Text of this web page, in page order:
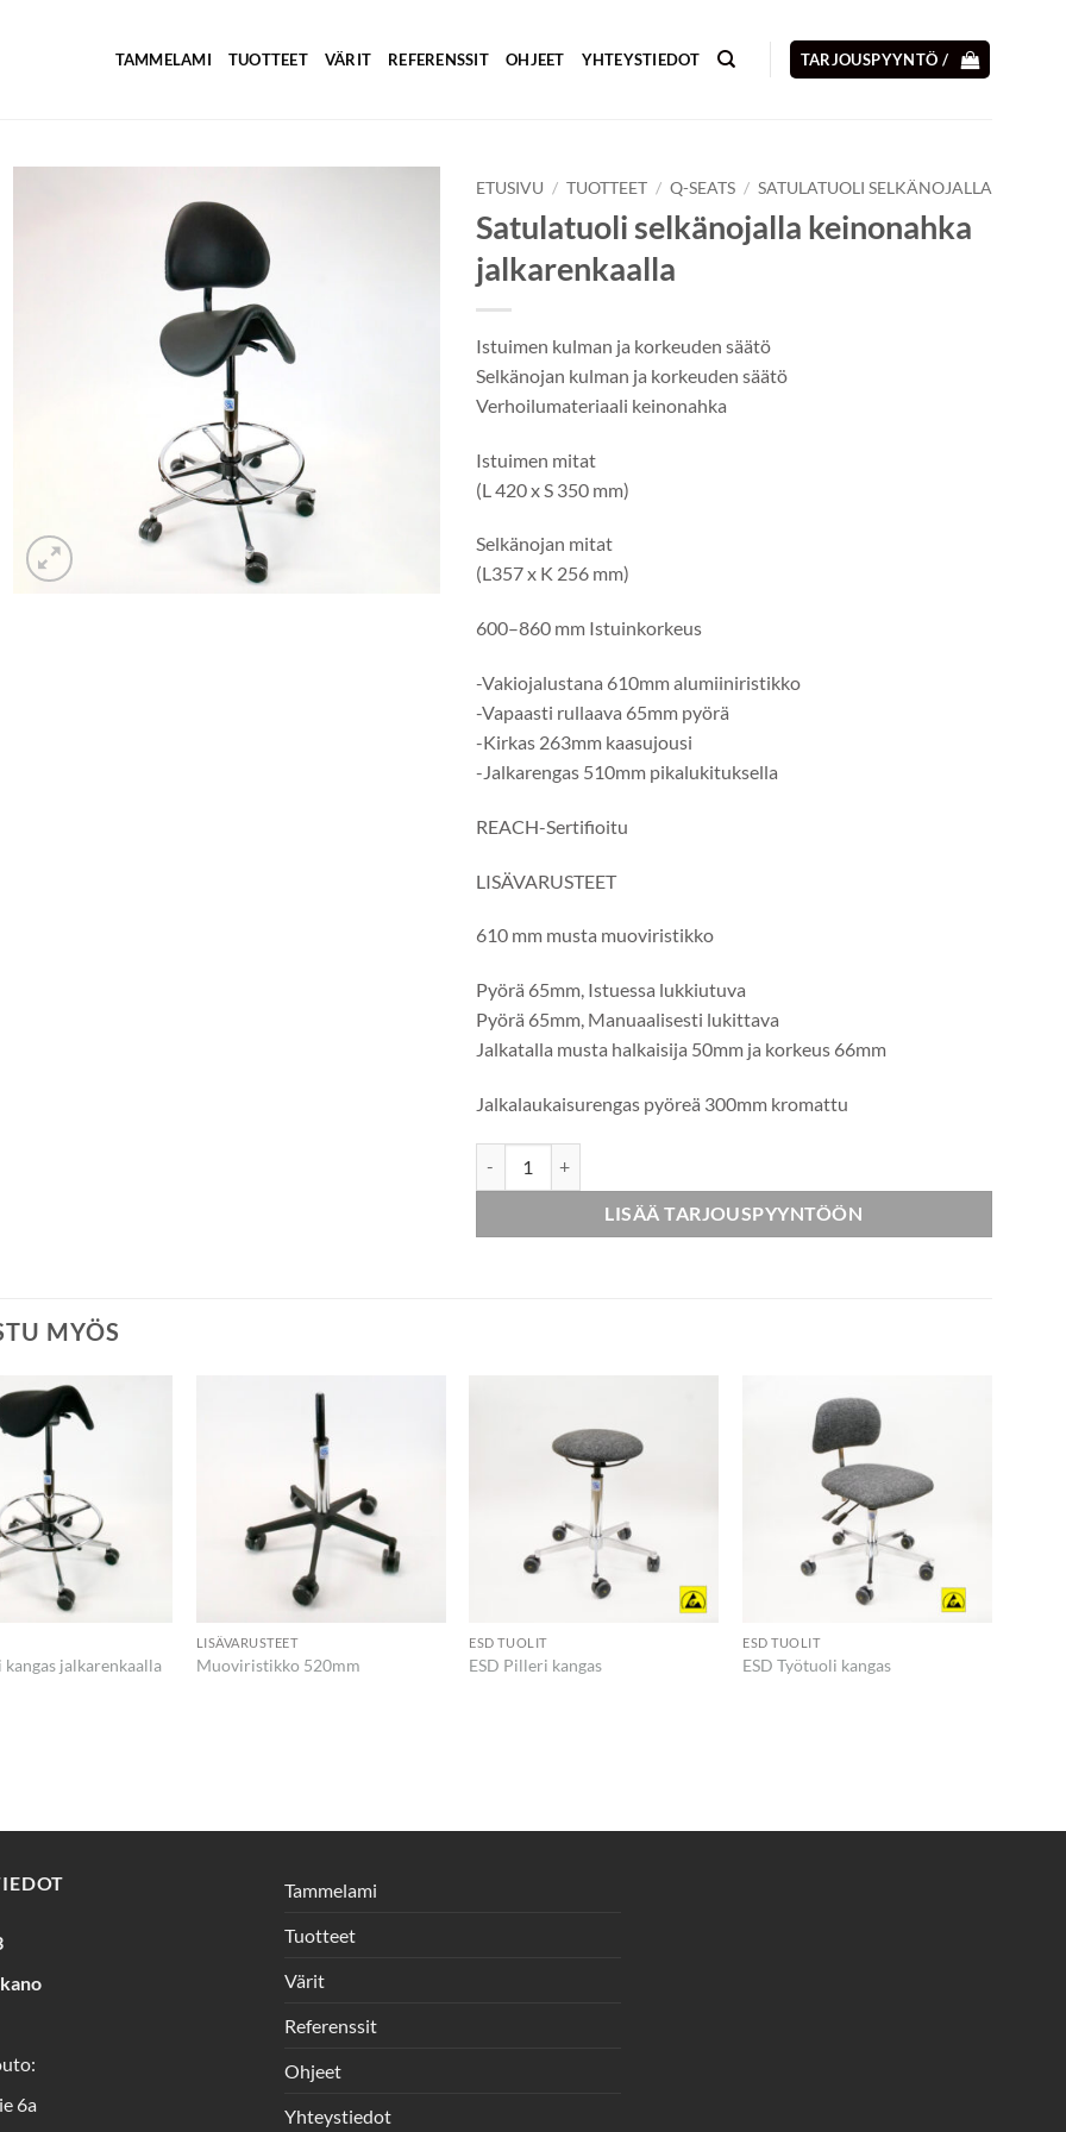
TAMMELAMI TUOTTEET VÄRIT REFERENSSIT OHJEET YHTEYSTIEDOT TARJOUSPYYNTÖ /
ETUSIVU / TUOTTEET / Q-SEATS / SATULATUOLI SELKÄNOJALLA
Satulatuoli selkänojalla keinonahka
jalkarenkaalla
Istuimen kulman ja korkeuden säätö
Selkänojan kulman ja korkeuden säätö
Verhoilumateriaali keinonahka
Istuimen mitat
(L 420 x S 350 mm)
Selkänojan mitat
(L357 x K 256 mm)
600–860 mm Istuinkorkeus
-Vakiojalustana 610mm alumiiniristikko
-Vapaasti rullaava 65mm pyörä
-Kirkas 263mm kaasujousi
-Jalkarengas 510mm pikalukituksella
REACH-Sertifioitu
LISÄVARUSTEET
610 mm musta muoviristikko
Pyörä 65mm, Istuessa lukkiutuva
Pyörä 65mm, Manuaalisesti lukittava
Jalkatalla musta halkaisija 50mm ja korkeus 66mm
Jalkalaukaisurengas pyöreä 300mm kromattu
LISÄÄ TARJOUSPYYNTÖÖN
MYÖS
jalkarenkaalla
LISÄVARUSTEET
Muoviristikko 520mm
ESD TUOLIT
ESD Pilleri kangas
ESD TUOLIT
ESD Työtuoli kangas
6a
Tammelami
Tuotteet
Värit
Referenssit
Ohjeet
Yhteystiedot